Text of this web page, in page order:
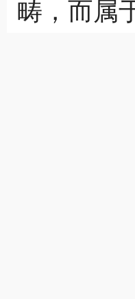
畴，而属